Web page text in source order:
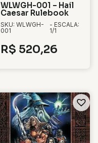
WLWGH-001 – Hail
Caesar Rulebook
SKU: WLWGH-
001
- ESCALA:
1/1
R$ 520,26